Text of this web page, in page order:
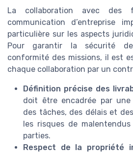
La collaboration avec des
communication d’entreprise
particulière sur les aspects
Pour garantir la sécurité
conformité des missions, il est
chaque collaboration par un
Définition précise des
doit être encadrée par
des tâches, des délais et
les risques de
parties.
Respect de la propriété